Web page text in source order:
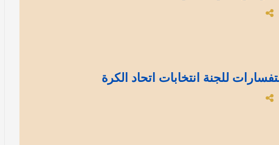
للجنة انتخابات اتحاد الكرة